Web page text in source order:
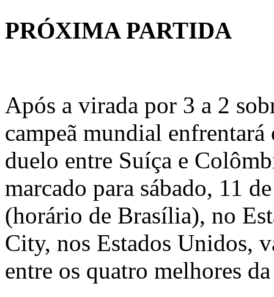
PRÓXIMA PARTIDA
Após a virada por 3 a 2
campeã mundial
duelo entre Suíça e
marcado para sábado, 11
(horário de Brasília), no
City, nos Estados Unidos,
entre os quatro melhores